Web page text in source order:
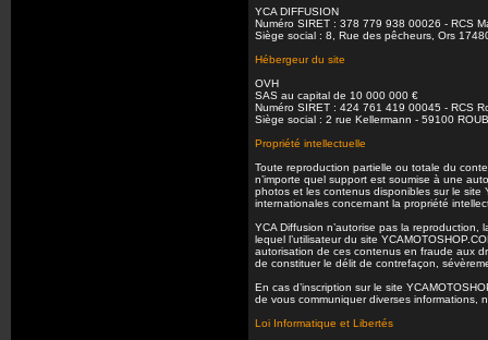
YCA DIFFUSION
Numéro SIRET : 378 779 938 00026 - RCS
Siège social : 8, Rue des pêcheurs, Ors
Hébergeur du site
OVH
SAS au capital de 10 000 000 €
Numéro SIRET : 424 761 419 00045 - RCS
Siège social : 2 rue Kellermann - 59100
Propriété intellectuelle
Toute reproduction partielle ou totale du
n’importe quel support est soumise à une
photos et les contenus disponibles sur le site
internationales concernant la propriété
YCA Diffusion n’autorise pas la
lequel l’utilisateur du site
autorisation de ces contenus en fraude aux
de constituer le délit de contrefaçon,
En cas d’inscription sur le site
de vous communiquer diverses informations,
Loi Informatique et Libertés